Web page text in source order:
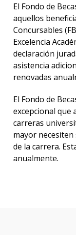
El Fondo de
aquellos
Concursables
Excelencia
declaración
asistencia
renovadas
El Fondo de
excepcional que
carreras
mayor
de la carrera.
anualmente.